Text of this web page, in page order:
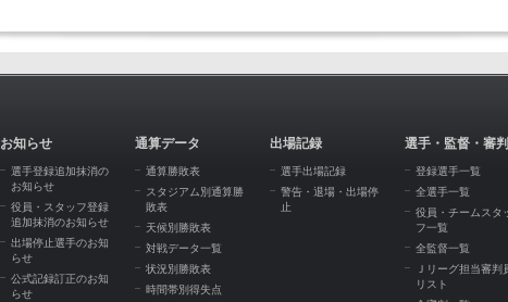
お知らせ
選手登録追加抹消の
お知らせ
役員・スタッフ登録
追加抹消のお知らせ
出場停止選手のお知
らせ
公式記録訂正のお知
らせ
通算データ
通算勝敗表
スタジアム別通算勝
敗表
天候別勝敗表
対戦データ一覧
状況別勝敗表
時間帯別得失点
出場記録
選手出場記録
警告・退場・出場停
止
選手・監督・審判
登録選手一覧
全選手一覧
役員・チームスタ
フ一覧
全監督一覧
Ｊリーグ担当審判
リスト